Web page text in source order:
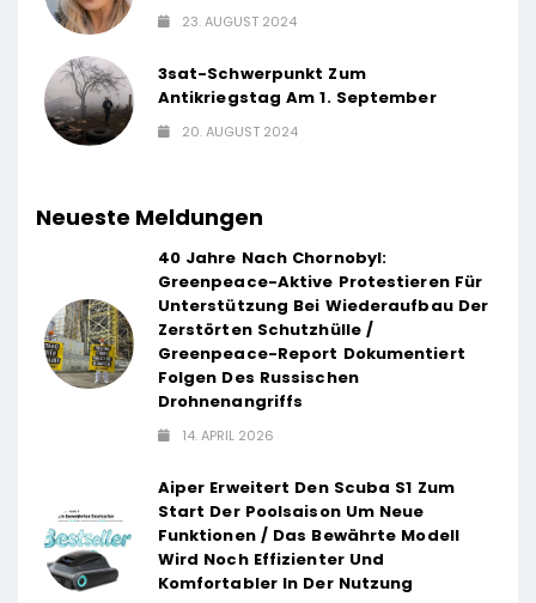
23. AUGUST 2024
3sat-Schwerpunkt Zum
Antikriegstag Am 1. September
20. AUGUST 2024
Neueste Meldungen
40 Jahre Nach Chornobyl:
Greenpeace-Aktive Protestieren Für
Unterstützung Bei Wiederaufbau Der
Zerstörten Schutzhülle /
Greenpeace-Report Dokumentiert
Folgen Des Russischen
Drohnenangriffs
14. APRIL 2026
Aiper Erweitert Den Scuba S1 Zum
Start Der Poolsaison Um Neue
Funktionen / Das Bewährte Modell
Wird Noch Effizienter Und
Komfortabler In Der Nutzung